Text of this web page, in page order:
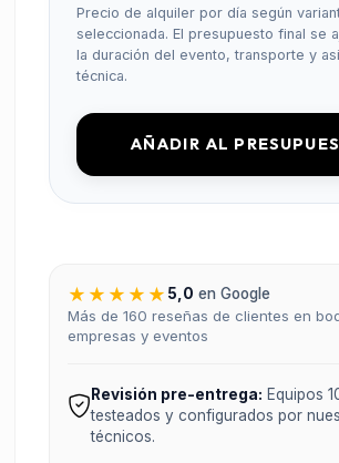
Precio de alquiler por día según
seleccionada. El presupuesto final se
la duración del evento, transporte y
técnica.
AÑADIR AL
★★★★★ 5,0 en Google
Más de 160 reseñas de clientes en
empresas y eventos
Revisión pre-entrega: Equipos
testeados y configurados por
técnicos.